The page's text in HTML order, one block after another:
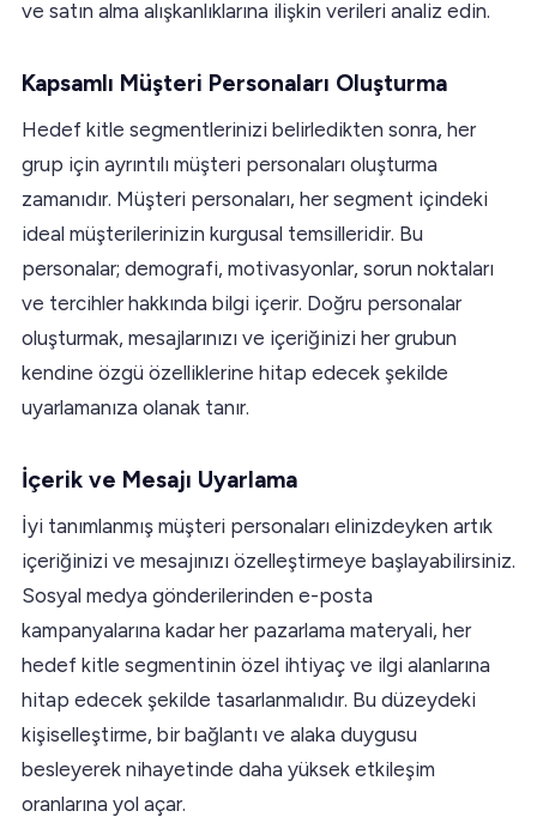
ve satın alma alışkanlıklarına ilişkin verileri analiz edin.
Kapsamlı Müşteri Personaları Oluşturma
Hedef kitle segmentlerinizi belirledikten sonra, her
grup için ayrıntılı müşteri personaları oluşturma
zamanıdır. Müşteri personaları, her segment içindeki
ideal müşterilerinizin kurgusal temsilleridir. Bu
personalar; demografi, motivasyonlar, sorun noktaları
ve tercihler hakkında bilgi içerir. Doğru personalar
oluşturmak, mesajlarınızı ve içeriğinizi her grubun
kendine özgü özelliklerine hitap edecek şekilde
uyarlamanıza olanak tanır.
İçerik ve Mesajı Uyarlama
İyi tanımlanmış müşteri personaları elinizdeyken artık
içeriğinizi ve mesajınızı özelleştirmeye başlayabilirsiniz.
Sosyal medya gönderilerinden e-posta
kampanyalarına kadar her pazarlama materyali, her
hedef kitle segmentinin özel ihtiyaç ve ilgi alanlarına
hitap edecek şekilde tasarlanmalıdır. Bu düzeydeki
kişiselleştirme, bir bağlantı ve alaka duygusu
besleyerek nihayetinde daha yüksek etkileşim
oranlarına yol açar.